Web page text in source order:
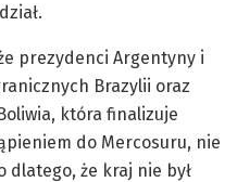
prezydenci Argentyny i
Brazylii oraz
która finalizuje
do Mercosuru, nie
dlatego, że kraj nie był